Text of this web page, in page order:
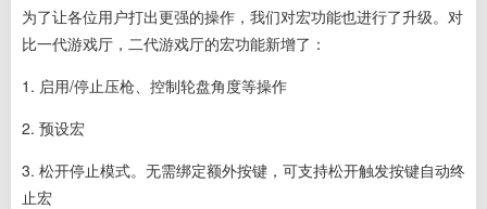
为了让各位用户打出更强的操作，我们对宏功能也进行了升级。对
比一代游戏厅，二代游戏厅的宏功能新增了：
1. 启用/停止压枪、控制轮盘角度等操作
2. 预设宏
3. 松开停止模式。无需绑定额外按键，可支持松开触发按键自动终
止宏